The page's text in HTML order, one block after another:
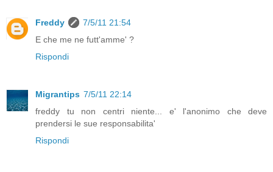
Freddy
7/5/11 21:54
E che me ne futt'amme' ?
Rispondi
Migrantips 7/5/11 22:14
freddy tu non centri niente... e' l'anonimo che deve
prendersi le sue responsabilita'
Rispondi